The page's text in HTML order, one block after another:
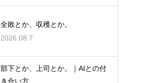
全敗とか、収穫とか。
2026.08.7
部下とか、上司とか。｜AIとの付
き合い方